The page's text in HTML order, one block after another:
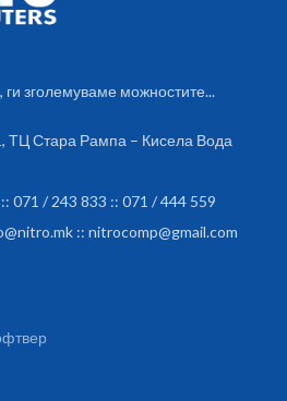
зголемуваме можностите...
ТЦ Стара Рампа – Кисела Вода
071 / 243 833 :: 071 / 444 559
:: nitrocomp@gmail.com